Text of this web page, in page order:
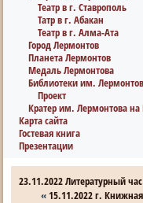
Театр в г. Ставрополь
Татр в г. Абакан
Театр в г. Алма-Ата
Город Лермонтов
Планета Лермонтов
Медаль Лермонтова
Библиотеки им.
Проект
Кратер им. Лермонтова
Карта сайта
Гостевая книга
Презентации
23.11.2022 Литературный
«15.11.2022 г.